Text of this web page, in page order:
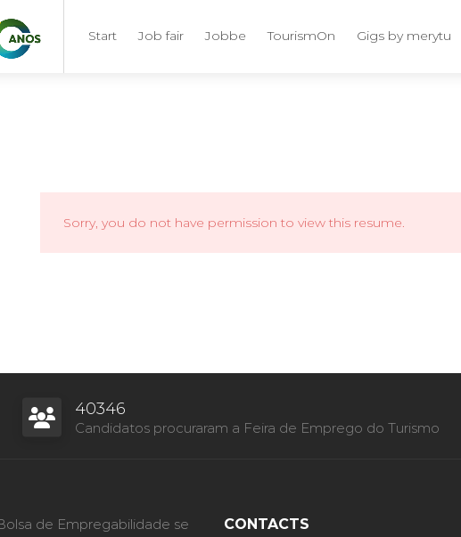
Start Job fair Jobbe TourismOn Gigs by merytu
Sorry, you do not have permission to view this resume.
40346
Candidatos procuraram a Feira de Emprego do Turismo
de Empregabilidade se
CONTACTS